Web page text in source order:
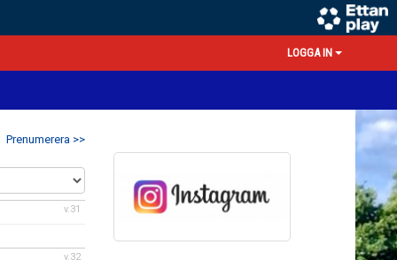
LOGGA IN
Prenumerera >>
v.31
v.32